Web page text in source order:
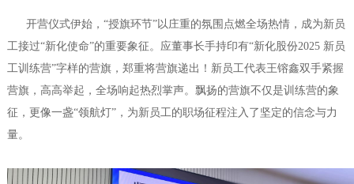
开营仪式伊始，“授旗环节”以庄重的氛围点燃全场热情，成为新员
工接过“新化使命”的重要象征。应董事长手持印有“新化股份2025 新员
工训练营”字样的营旗，郑重将营旗递出！新员工代表王镕鑫双手紧握
营旗，高高举起，全场响起热烈掌声。飘扬的营旗不仅是训练营的象
征，更像一盏“领航灯”，为新员工的职场征程注入了坚定的信念与力
量。